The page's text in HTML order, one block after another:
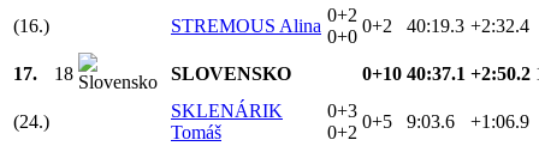
(16.) STREMOUS Alina
0+2
0+0
0+2 40:19.3 +2:32.4
17. 18 SLOVENSKO 0+10 40:37.1 +2:50.2
(24.)
SKLENÁRIK
Tomáš
0+3
0+2
0+5 9:03.6 +1:06.9